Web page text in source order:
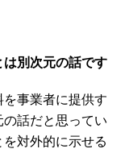
別次元の話です
事業者に提供す
話だと思ってい
対外的に示せる